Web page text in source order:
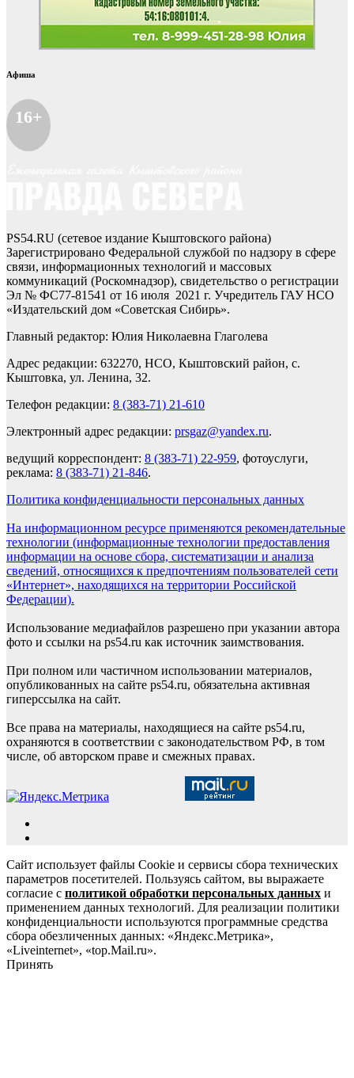
Афиша
16+
PS54.RU (сетевое издание Кыштовского района)
Зарегистрировано Федеральной службой по надзору в сфере
связи, информационных технологий и массовых
коммуникаций (Роскомнадзор), свидетельство о регистрации
Эл № ФС77-81541 от 16 июля 2021 г. Учредитель ГАУ НСО
«Издательский дом «Советская Сибирь».
Главный редактор: Юлия Николаевна Глаголева
Адрес редакции: 632270, НСО, Кыштовский район, с.
Кыштовка, ул. Ленина, 32.
Телефон редакции: 8 (383-71) 21-610
Электронный адрес редакции: prsgaz@yandex.ru.
ведущий корреспондент: 8 (383-71) 22-959, фотоуслуги,
реклама: 8 (383-71) 21-846.
Политика конфиденциальности персональных данных
На информационном ресурсе применяются рекомендательные
технологии (информационные технологии предоставления
информации на основе сбора, систематизации и анализа
сведений, относящихся к предпочтениям пользователей сети
«Интернет», находящихся на территории Российской
Федерации).
Использование медиафайлов разрешено при указании автора
фото и ссылки на ps54.ru как источник заимствования.
При полном или частичном использовании материалов,
опубликованных на сайте ps54.ru, обязательна активная
гиперссылка на сайт.
Все права на материалы, находящиеся на сайте ps54.ru,
охраняются в соответствии с законодательством РФ, в том
числе, об авторском праве и смежных правах.
Сайт использует файлы Cookie и сервисы сбора технических
параметров посетителей. Пользуясь сайтом, вы выражаете
согласие с политикой обработки персональных данных и
применением данных технологий. Для реализации политики
конфиденциальности используются программные средства
сбора обезличенных данных: «Яндекс.Метрика»,
«Liveinternet», «top.Mail.ru».
Принять